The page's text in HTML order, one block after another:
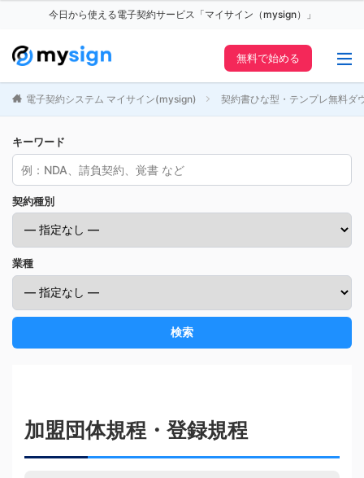
今日から使える電子契約サービス「マイサイン（mysign）」
無料で始める
電子契約システム マイサイン(mysign) 契約書ひな型・テンプレ無料ダ
キーワード
契約種別
業種
検索
加盟団体規程・登録規程